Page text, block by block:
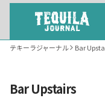
テキーラジャーナル Bar
Bar Upstairs